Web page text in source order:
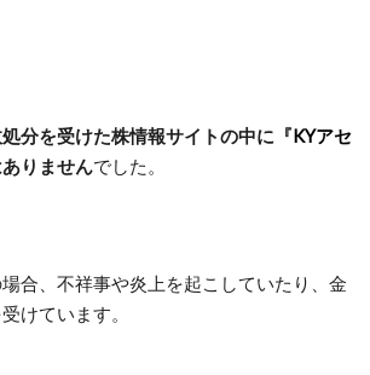
分を受けた株情報サイトの中に『KYアセ
りませんでした。
合、不祥事や炎上を起こしていたり、金
けています。